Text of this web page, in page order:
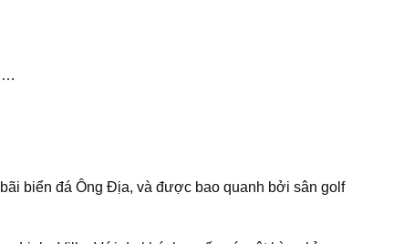
…
biển đá Ông Địa, và được bao quanh bởi sân golf